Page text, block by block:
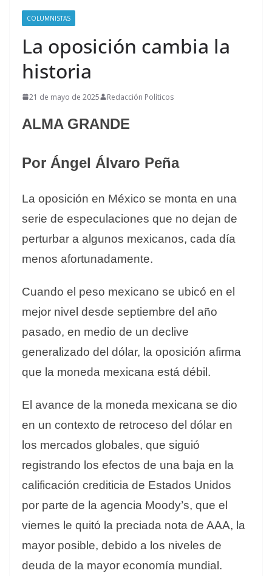
COLUMNISTAS
La oposición cambia la
historia
21 de mayo de 2025 Redacción Políticos
ALMA GRANDE
Por Ángel Álvaro Peña
La oposición en México se monta en una
serie de especulaciones que no dejan de
perturbar a algunos mexicanos, cada día
menos afortunadamente.
Cuando el peso mexicano se ubicó en el
mejor nivel desde septiembre del año
pasado, en medio de un declive
generalizado del dólar, la oposición afirma
que la moneda mexicana está débil.
El avance de la moneda mexicana se dio
en un contexto de retroceso del dólar en
los mercados globales, que siguió
registrando los efectos de una baja en la
calificación crediticia de Estados Unidos
por parte de la agencia Moody’s, que el
viernes le quitó la preciada nota de AAA, la
mayor posible, debido a los niveles de
deuda de la mayor economía mundial.